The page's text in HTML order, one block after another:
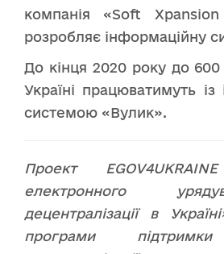
компанія «Soft
розробляє інформаційну
До кінця 2020 року до
Україні працюватимуть
системою «Вулик».
Проект
електронного
децентралізації в
програми підтримки